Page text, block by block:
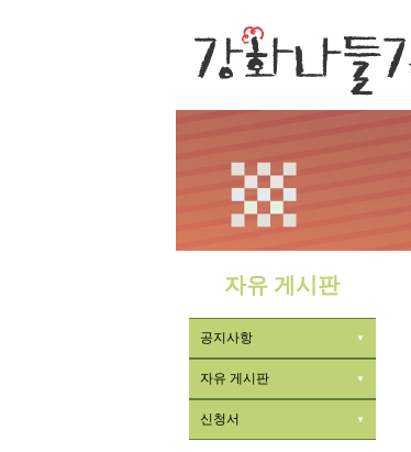
자유 게시판
공지사항
자유 게시판
신청서